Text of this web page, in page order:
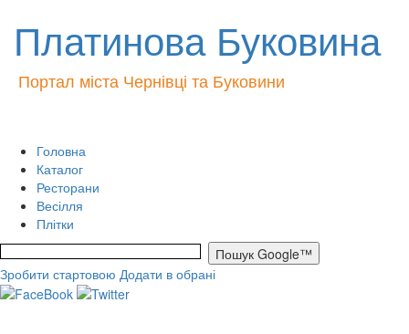
Платинова Буковина
Портал міста Чернівці та Буковини
Головна
Каталог
Ресторани
Весілля
Плітки
Зробити стартовою Додати в обрані